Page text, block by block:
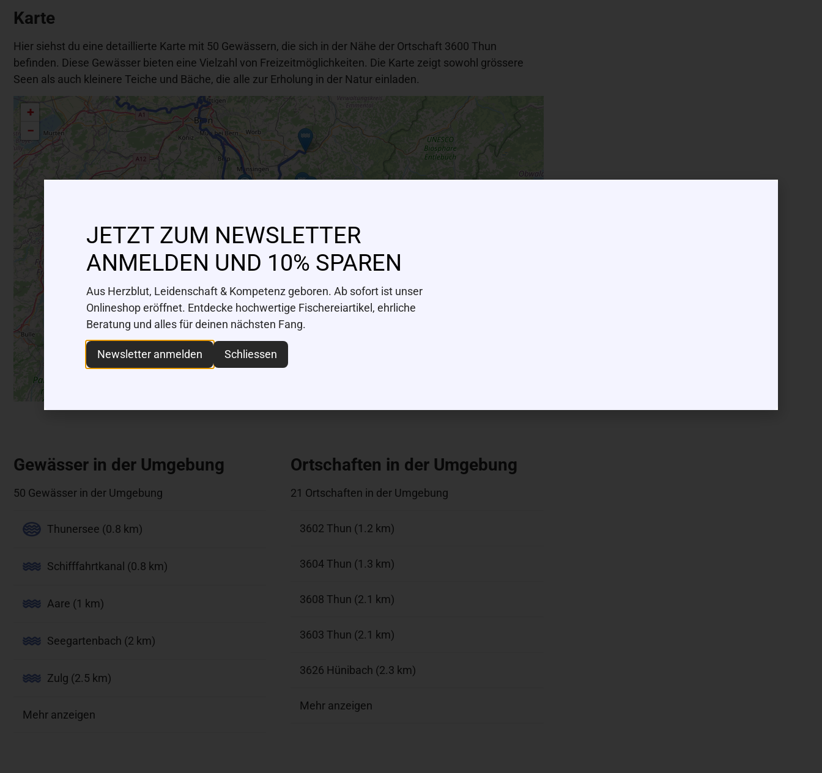
Karte
Hier siehst du eine detaillierte Karte mit 50 Gewässern, die sich in der Nähe der Ortschaft 3600 Thun
befinden. Diese Gewässer bieten eine Vielzahl von Freizeitmöglichkeiten. Die Karte zeigt sowohl grössere
Seen als auch kleinere Teiche und Bäche, die alle zur Erholung in der Natur einladen.
+
−
Gewässer in der Umgebung
50 Gewässer in der Umgebung
Thunersee (0.8 km)
Schifffahrtkanal (0.8 km)
Aare (1 km)
Seegartenbach (2 km)
Zulg (2.5 km)
Mehr anzeigen
Ortschaften in der Umgebung
21 Ortschaften in der Umgebung
3602 Thun (1.2 km)
3604 Thun (1.3 km)
3608 Thun (2.1 km)
3603 Thun (2.1 km)
3626 Hünibach (2.3 km)
Mehr anzeigen
JETZT ZUM NEWSLETTER
ANMELDEN UND 10% SPAREN
Aus Herzblut, Leidenschaft & Kompetenz geboren. Ab sofort ist unser
Onlineshop eröffnet. Entdecke hochwertige Fischereiartikel, ehrliche
Beratung und alles für deinen nächsten Fang.
Newsletter anmelden Schliessen